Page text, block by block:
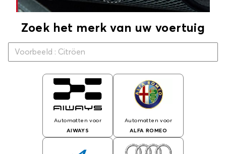
Zoek het merk van uw voertuig
Automatten voor
AIWAYS
Automatten voor
ALFA ROMEO